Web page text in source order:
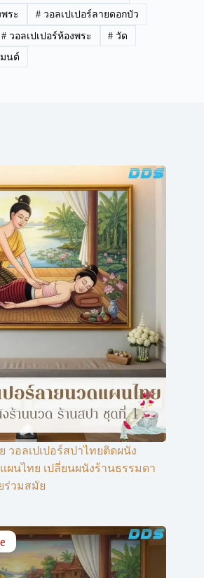
ระ #วอลเปเปอร์ลายดอกบัว
#วอลเปเปอร์ห้องพระ # วัด
นต์
วอลเปเปอร์สปาไทยติดผนัง
นไทย เปลี่ยนผนังร้านธรรมดา
ร่วมสมัย